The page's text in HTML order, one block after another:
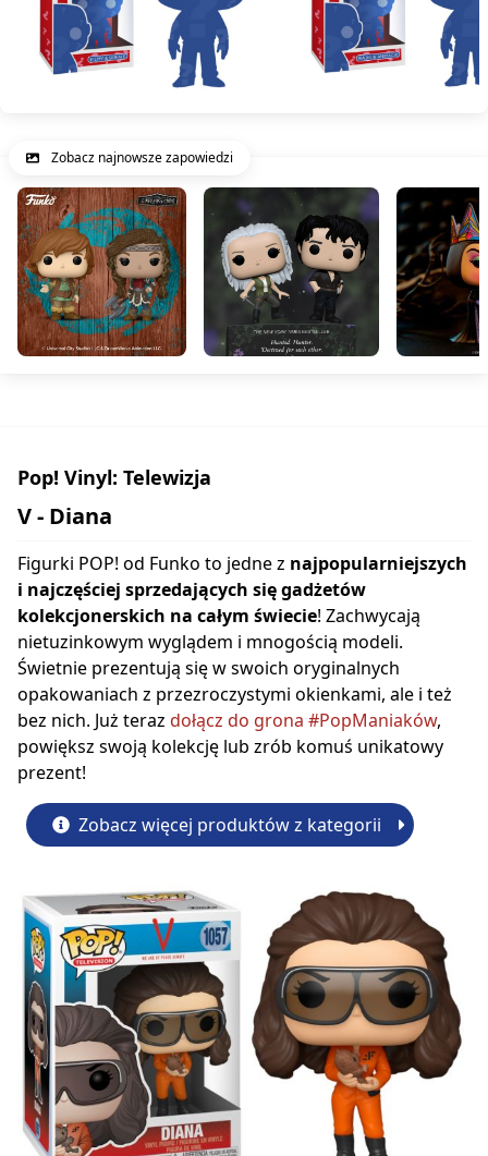
Zobacz najnowsze zapowiedzi
Pop! Vinyl: Telewizja
V - Diana
Figurki POP! od Funko to jedne z najpopularniejszych
i najczęściej sprzedających się gadżetów
kolekcjonerskich na całym świecie! Zachwycają
nietuzinkowym wyglądem i mnogością modeli.
Świetnie prezentują się w swoich oryginalnych
opakowaniach z przezroczystymi okienkami, ale i też
bez nich. Już teraz dołącz do grona #PopManiaków,
powiększ swoją kolekcję lub zrób komuś unikatowy
prezent!
Zobacz więcej produktów z kategorii